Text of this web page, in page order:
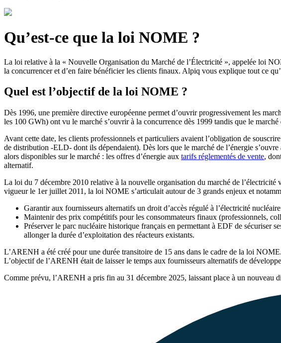
Qu’est-ce que la loi NOME ?
La loi relative à la « Nouvelle Organisation du Marché de l’Électricité », appelée loi
la concurrencer et d’en faire bénéficier les clients finaux. Alpiq vous explique tout ce
Quel est l’objectif de la loi NOME ?
Dès 1996, une première directive européenne permet d’ouvrir progressivement les
les 100 GWh) ont vu le marché s’ouvrir à la concurrence dès 1999 tandis que le
Avant cette date, les clients professionnels et particuliers avaient l’obligation de
de distribution -ELD- dont ils dépendaient). Dès lors que le marché de l’énergie
alors disponibles sur le marché : les offres d’énergie aux tarifs réglementés de vente,
alternatif.
La loi du 7 décembre 2010 relative à la nouvelle organisation du marché de
vigueur le 1er juillet 2011, la loi NOME s’articulait autour de 3 grands enjeux et
Garantir aux fournisseurs alternatifs un droit d’accès régulé à l’électricité
Maintenir des prix compétitifs pour les consommateurs finaux (professionnels,
Préserver le parc nucléaire historique français en permettant à EDF de sécuriser
allonger la durée d’exploitation des réacteurs existants.
L’ARENH a été créé pour une durée transitoire de 15 ans dans le cadre de la loi
L’objectif de l’ARENH était de laisser le temps aux fournisseurs alternatifs de
Comme prévu, l’ARENH a pris fin au 31 décembre 2025, laissant place à un